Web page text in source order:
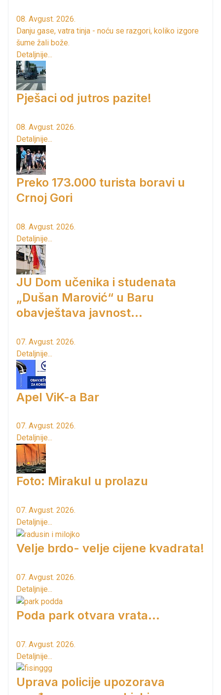
08. Avgust. 2026.
Danju gase, vatra tinja - noću se razgori, koliko izgore
šume žali bože.
Detaljnije...
Pješaci od jutros pazite!
08. Avgust. 2026.
Detaljnije...
Preko 173.000 turista boravi u
Crnoj Gori
08. Avgust. 2026.
Detaljnije...
JU Dom učenika i studenata
„Dušan Marović“ u Baru
obavještava javnost...
07. Avgust. 2026.
Detaljnije...
Apel ViK-a Bar
07. Avgust. 2026.
Detaljnije...
Foto: Mirakul u prolazu
07. Avgust. 2026.
Detaljnije...
Velje brdo- velje cijene kvadrata!
07. Avgust. 2026.
Detaljnije...
Poda park otvara vrata...
07. Avgust. 2026.
Detaljnije...
Uprava policije upozorava